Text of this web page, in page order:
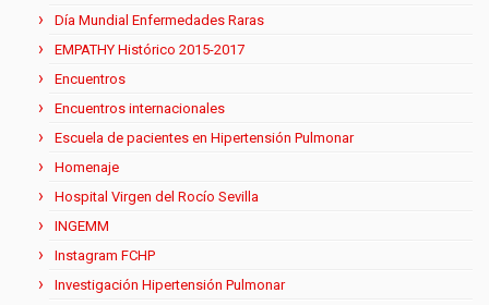
Día Mundial Enfermedades Raras
EMPATHY Histórico 2015-2017
Encuentros
Encuentros internacionales
Escuela de pacientes en Hipertensión Pulmonar
Homenaje
Hospital Virgen del Rocío Sevilla
INGEMM
Instagram FCHP
Investigación Hipertensión Pulmonar